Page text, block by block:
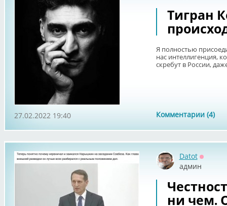
Тигран
Я полностью
нас интеллигенция,
скребут в России,
Комментарии (4)
27.02.2022 19:40
Datot
админ
ни чем.